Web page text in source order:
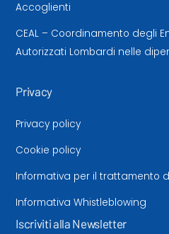
Accoglienti
CEAL – Coordinamento degli
Autorizzati Lombardi nelle
Privacy
Privacy policy
Cookie policy
Informativa per il trattamento
Informativa Whistleblowing
Iscriviti alla Newsletter